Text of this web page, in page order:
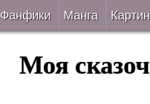
Фанфики
Сборники
Манга
Моя